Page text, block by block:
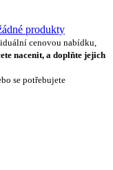
produkty
cenovou nabídku,
nacenit, a doplňte jejich
se potřebujete